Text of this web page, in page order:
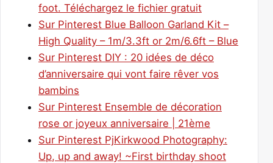
foot. Téléchargez le fichier gratuit
Sur Pinterest Blue Balloon Garland Kit –
High Quality – 1m/3.3ft or 2m/6.6ft – Blue
Sur Pinterest DIY : 20 idées de déco
d’anniversaire qui vont faire rêver vos
bambins
Sur Pinterest Ensemble de décoration
rose or joyeux anniversaire | 21ème
Sur Pinterest PjKirkwood Photography:
Up, up and away! ~First birthday shoot